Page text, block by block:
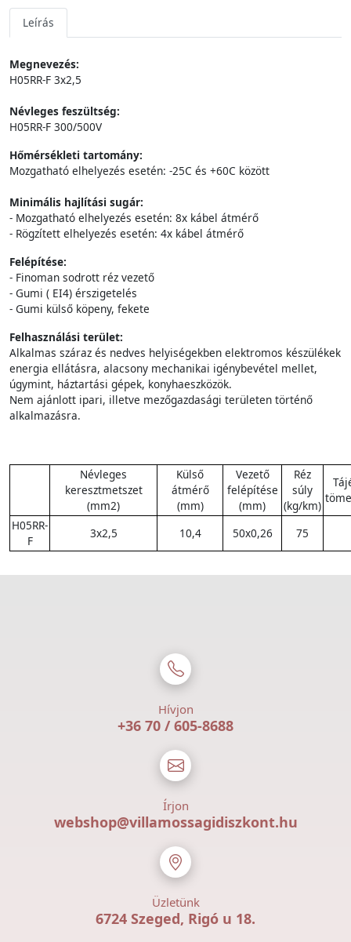
Leírás
Megnevezés:
H05RR-F 3x2,5
Névleges feszültség:
H05RR-F 300/500V
Hőmérsékleti tartomány:
Mozgatható elhelyezés esetén: -25C és +60C között
Minimális hajlítási sugár:
- Mozgatható elhelyezés esetén: 8x kábel átmérő
- Rögzített elhelyezés esetén: 4x kábel átmérő
Felépítése:
- Finoman sodrott réz vezető
- Gumi ( EI4) érszigetelés
- Gumi külső köpeny, fekete
Felhasználási terület:
Alkalmas száraz és nedves helyiségekben elektromos készülékek
energia ellátásra, alacsony mechanikai igénybevétel mellet,
úgymint, háztartási gépek, konyhaeszközök.
Nem ajánlott ipari, illetve mezőgazdasági területen történő
alkalmazásra.
Névleges
keresztmetszet
(mm2)
Külső
átmérő
(mm)
Vezető
felépítése
(mm)
Réz
súly
(kg/km)
H05RR-
F
3x2,5 10,4 50x0,26 75
Hívjon
+36 70 / 605-8688
Írjon
webshop@villamossagidiszkont.hu
Üzletünk
6724 Szeged, Rigó u 18.